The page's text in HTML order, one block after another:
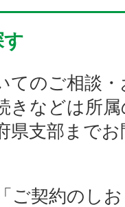
てのご相談・
きなどは所
県支部までお
ご契約のし